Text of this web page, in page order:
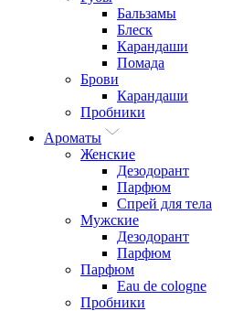
Бальзамы
Блеск
Карандаши
Помада
Брови
Карандаши
Пробники
Ароматы
Женские
Дезодорант
Парфюм
Спрей для тела
Мужские
Дезодорант
Парфюм
Парфюм
Eau de cologne
Пробники